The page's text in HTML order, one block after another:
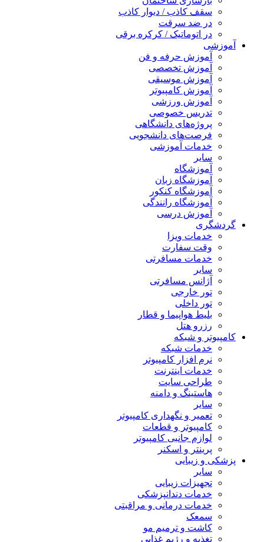
سقف کاذب / دیوار کاذب
در ضد سرقت
در اتوماتیک / کرکره برقی
آموزشی
آموزش حرفه و فن
آموزش تخصصی
آموزش موسیقی
آموزش کامپیوتر
آموزش ورزشی
تدریس خصوصی
پروژه‌های دانشگاهی
فرصت‌های دانشجویی
خدمات آموزشی
سایر
آموزشگاه
آموزشگاه زبان
آموزشگاه کنکور
آموزشگاه رانندگی
آموزش درسی
گردشگری
خدمات ویزا
وقت سفارت
خدمات مسافرتی
سایر
آژانس مسافرتی
تور خارجی
تور داخلی
بلیط هواپیما و قطار
رزرو هتل
کامپیوتر و شبکه
خدمات شبکه
نرم افزار کامپیوتر
خدمات اینترنت
طراحی سایت
هاستینگ و دامنه
سایر
تعمیر و نگهداری کامپیوتر
کامپیوتر و قطعات
لوازم جانبی کامپیوتر
پرینتر و اسکنر
پزشکی و زیبایی
سایر
تجهیزات زیبایی
خدمات دندانپزشکی
خدمات درمانی و مراقبتی
سمعک
کاشت و ترمیم مو
تغذیه و رژیم غذایی